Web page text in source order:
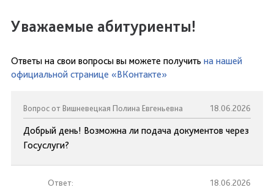
Уважаемые абитуриенты!
Ответы на свои вопросы вы можете получить на нашей
официальной странице «ВКонтакте»
Вопрос от Вишневецкая Полина Евгеньевна 18.06.2026
Добрый день! Возможна ли подача документов через
Госуслуги?
Ответ: 18.06.2026